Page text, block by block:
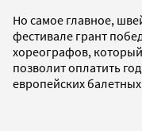
Но самое главное,
фестивале грант
хореографов,
позволит оплатить
европейских